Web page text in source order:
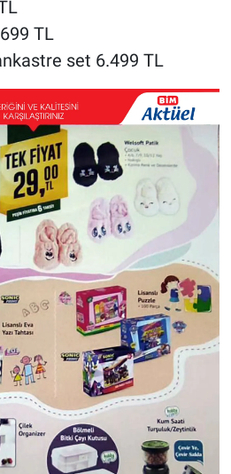
TL
set 6.499 TL